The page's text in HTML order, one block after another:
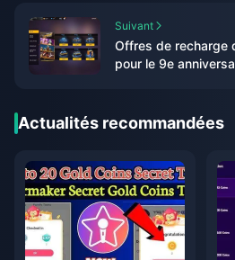
Suivant
Offres de recharge
pour le 9e
Actualités recommandées